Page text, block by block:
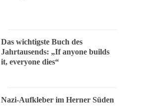
Das wichtigste Buch des
Jahrtausends: „If anyone builds
it, everyone dies“
Nazi-Aufkleber im Herner Süden